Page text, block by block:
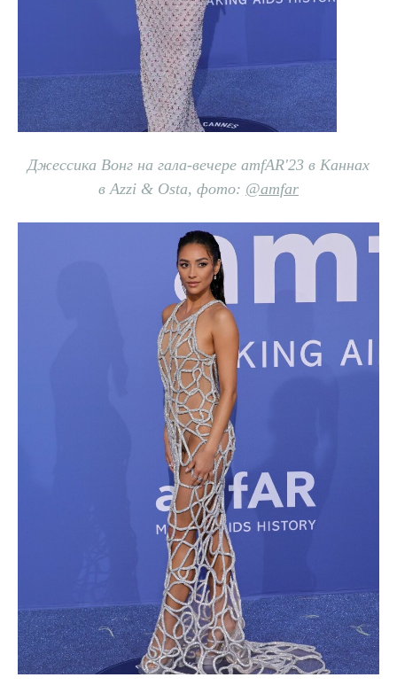
Джессика Вонг на гала-вечере amfAR'23 в Каннах
в Azzi & Osta, фото: @amfar